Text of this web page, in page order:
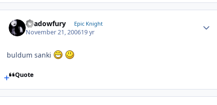
Shadowfury Epic Knight
November 21, 200619 yr
buldum sanki
Quote